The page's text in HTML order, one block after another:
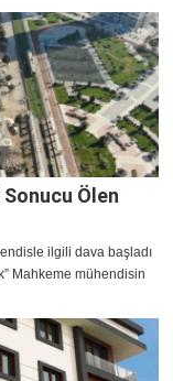
Ölen
ilgili dava başladı
Mahkeme mühendisin